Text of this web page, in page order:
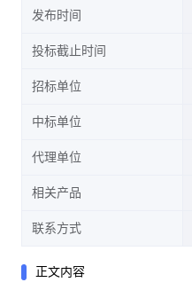
发布时间
投标截止时间
招标单位
中标单位
代理单位
相关产品
联系方式
正文内容